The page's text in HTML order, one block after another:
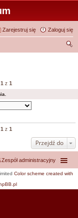
Zaloguj się
Zarejestruj się
1 z 1
1 z 1
Przejdź do
Zespół administracyjny
Color scheme created with